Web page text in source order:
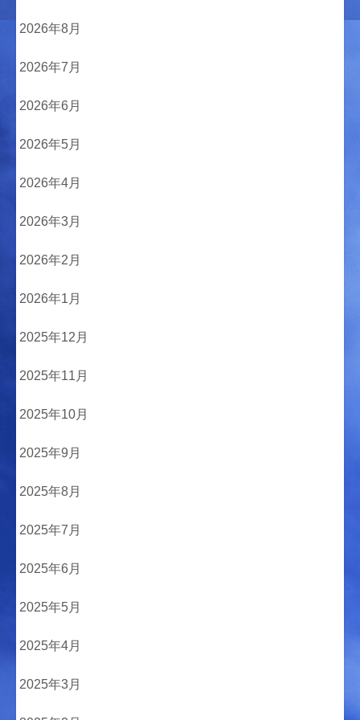
2026年8月
2026年7月
2026年6月
2026年5月
2026年4月
2026年3月
2026年2月
2026年1月
2025年12月
2025年11月
2025年10月
2025年9月
2025年8月
2025年7月
2025年6月
2025年5月
2025年4月
2025年3月